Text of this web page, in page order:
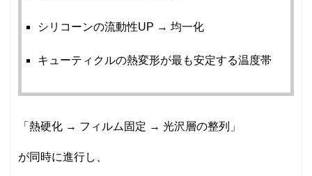
シリコーンの流動性UP → 均一化
キューティクルの熱変形が最も安定する温度帯
「熱硬化 → フィルム固定 → 光沢層の整列」
が同時に進行し、